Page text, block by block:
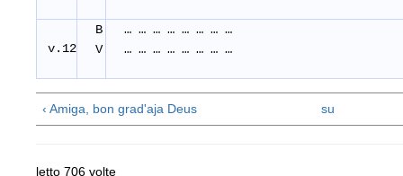
v.12
B
V
… … … … … … … …
… … … … … … … …
‹ Amiga, bon grad'aja Deus su
letto 706 volte